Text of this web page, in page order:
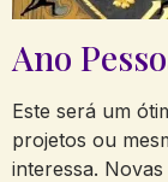
Ano
Este será um
projetos ou
interessa.